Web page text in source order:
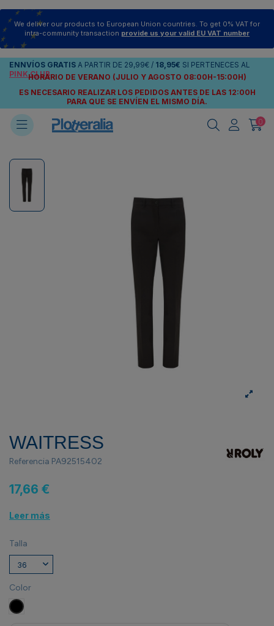
We deliver our products to European Union countries. To get 0% VAT for
intra-community transaction provide us your valid EU VAT number
ENNVÍOS GRATIS A PARTIR DE 29,99€ / 18,95€ SI PERTENECES AL
PINK CLUB
HORARIO DE VERANO (JULIO Y AGOSTO 08:00H-15:00H)
ES NECESARIO REALIZAR LOS PEDIDOS ANTES DE LAS 12:00H
PARA QUE SE ENVÍEN EL MISMO DÍA.
0
WAITRESS
Referencia PA92515402
17,66 €
Leer más
Talla
Color
NEGRO